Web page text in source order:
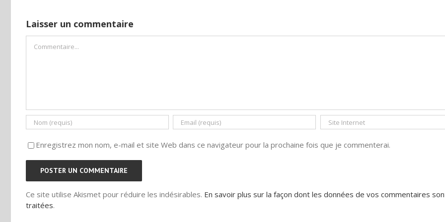
Laisser un commentaire
Enregistrez mon nom, e-mail et site Web dans ce navigateur pour la prochaine fois que je commenterai.
Ce site utilise Akismet pour réduire les indésirables. En savoir plus sur la façon dont les données de vos commentaires
traitées.